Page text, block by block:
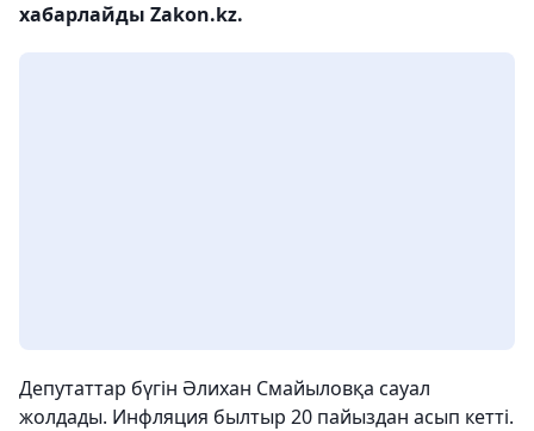
хабарлайды Zakon.kz.
Депутаттар бүгін Әлихан Смайыловқа сауал
жолдады. Инфляция былтыр 20 пайыздан асып кетті.